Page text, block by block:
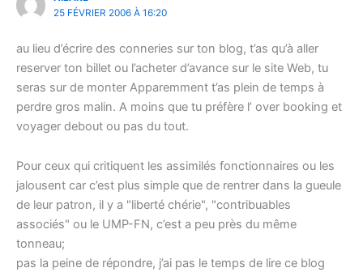
25 FÉVRIER 2006 À 16:20
au lieu d’écrire des conneries sur ton blog, t’as qu’à aller
reserver ton billet ou l’acheter d’avance sur le site Web, tu
seras sur de monter Apparemment t’as plein de temps à
perdre gros malin. A moins que tu préfère l’ over booking et
voyager debout ou pas du tout.
Pour ceux qui critiquent les assimilés fonctionnaires ou les
jalousent car c’est plus simple que de rentrer dans la gueule
de leur patron, il y a "liberté chérie", "contribuables
associés" ou le UMP-FN, c’est a peu près du même
tonneau;
pas la peine de répondre, j’ai pas le temps de lire ce blog